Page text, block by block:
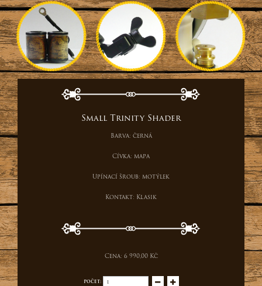
Small Trinity Shader
Barva: černá
Cívka: mapa
Upínací šroub: motýlek
Kontakt: Klasik
Cena: 6 990,00 Kč
Počet: